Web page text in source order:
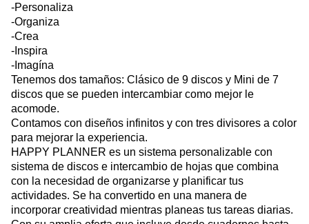
-Personaliza
-Organiza
-Crea
-Inspira
-Imagína
Tenemos dos tamaños: Clásico de 9 discos y Mini de 7
discos que se pueden intercambiar como mejor le
acomode.
Contamos con diseños infinitos y con tres divisores a color
para mejorar la experiencia.
HAPPY PLANNER es un sistema personalizable con
sistema de discos e intercambio de hojas que combina
con la necesidad de organizarse y planificar tus
actividades. Se ha convertido en una manera de
incorporar creatividad mientras planeas tus tareas diarias.